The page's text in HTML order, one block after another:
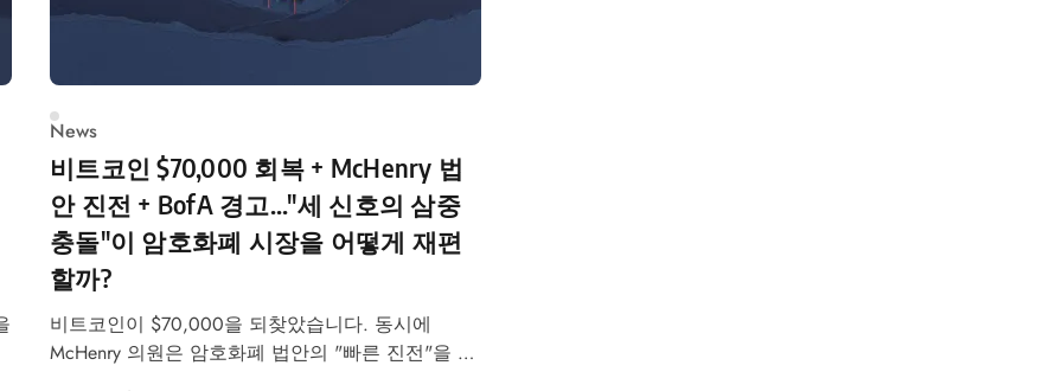
News
비트코인 $70,000 회복 + McHenry 법
안 진전 + BofA 경고..."세 신호의 삼중
충돌"이 암호화폐 시장을 어떻게 재편
할까?
비트코인이 $70,000을 되찾았습니다. 동시에
McHenry 의원은 암호화폐 법안의 "빠른 진전"을 선